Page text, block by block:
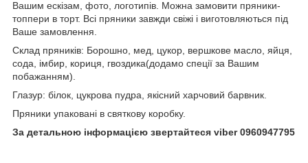
Вашим ескізам, фото, логотипів. Можна замовити пряники-
топпери в торт. Всі пряники завжди свіжі і виготовляються під
Ваше замовлення.
Склад пряників: Борошно, мед, цукор, вершкове масло, яйця,
сода, імбир, кориця, гвоздика(додамо спеції за Вашим
побажанням).
Глазур: білок, цукрова пудра, якісний харчовий барвник.
Пряники упаковані в святкову коробку.
За детальною інформацією звертайтеся viber 0960947795